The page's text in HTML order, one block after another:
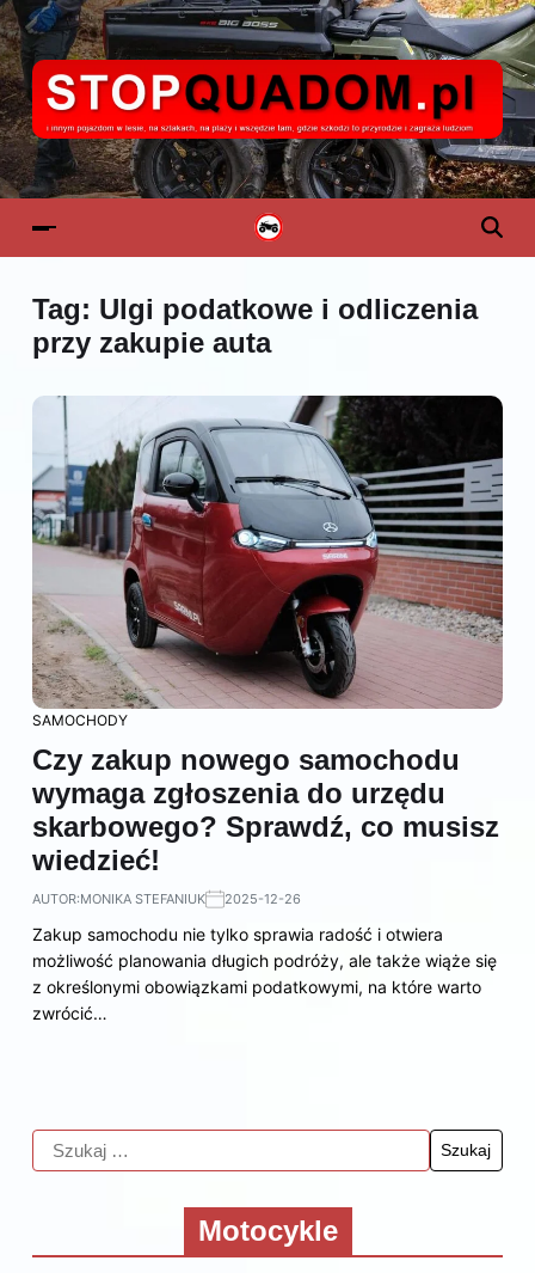
Tag: Ulgi podatkowe i odliczenia
przy zakupie auta
SAMOCHODY
Czy zakup nowego samochodu
wymaga zgłoszenia do urzędu
skarbowego? Sprawdź, co musisz
wiedzieć!
AUTOR:MONIKA STEFANIUK 2025-12-26
Zakup samochodu nie tylko sprawia radość i otwiera
możliwość planowania długich podróży, ale także wiąże się
z określonymi obowiązkami podatkowymi, na które warto
zwrócić…
Motocykle